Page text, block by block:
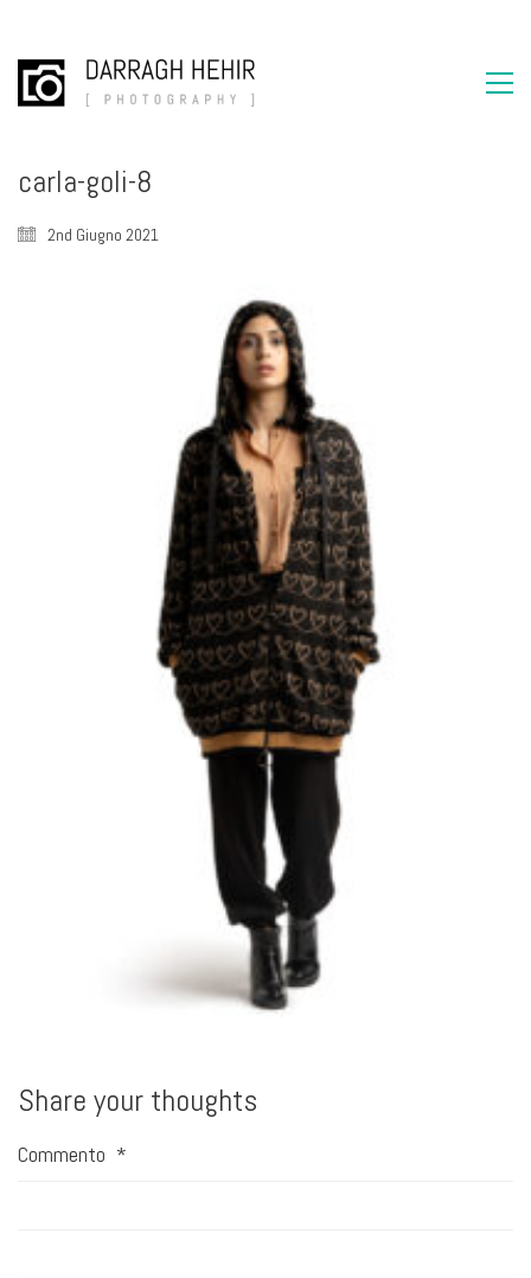
carla-goli-8
2nd Giugno 2021
Share your thoughts
Commento *